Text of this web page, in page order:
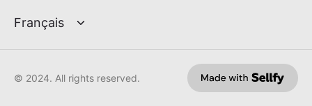
© 2024. All rights reserved.